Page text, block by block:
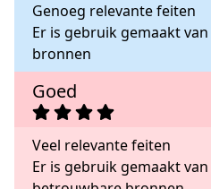
Genoeg relevante feiten
Er is gebruik gemaakt
bronnen
Goed
Veel relevante feiten
Er is gebruik gemaakt